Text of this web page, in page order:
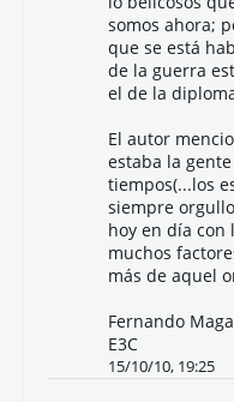
somos ahora;
que se está
de la guerra
el de la
El autor
estaba la
tiempos(...los
siempre
hoy en día con
muchos
más de aquel
Fernando
E3C
15/10/10, 19:25